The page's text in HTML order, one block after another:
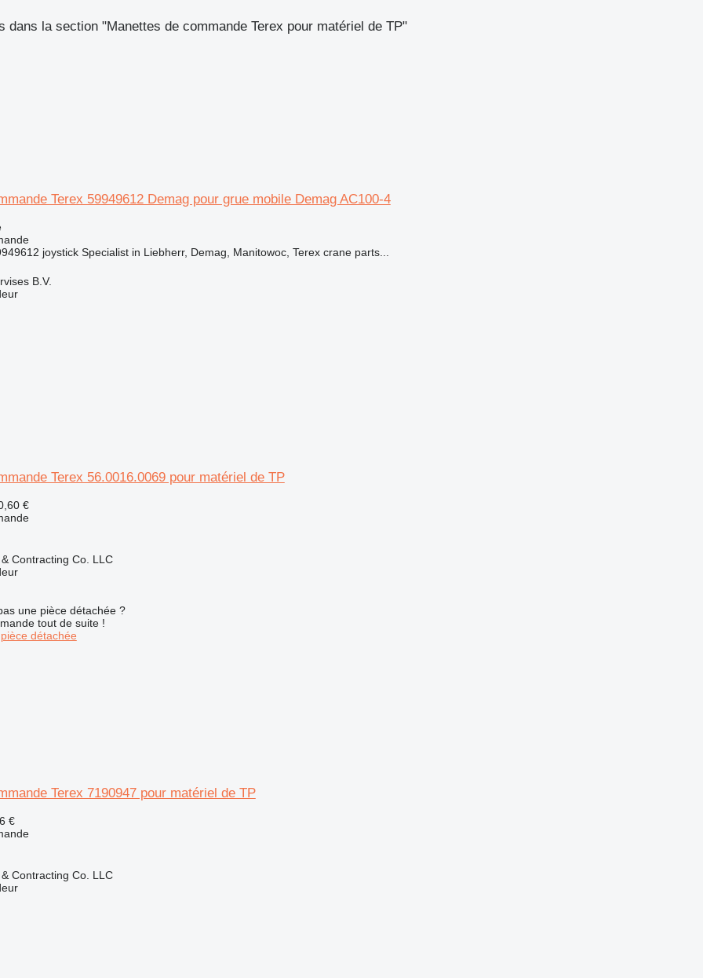
dans la section "Manettes de commande Terex pour matériel de TP"
Terex 59949612 Demag pour grue mobile Demag AC100-4
joystick Specialist in Liebherr, Demag, Manitowoc, Terex crane parts...
B.V.
Terex 56.0016.0069 pour matériel de TP
€
Contracting Co. LLC
une pièce détachée ?
tout de suite !
détachée
Terex 7190947 pour matériel de TP
€
Contracting Co. LLC